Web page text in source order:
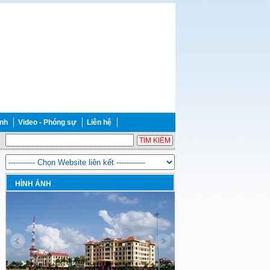
Video - Phóng sự Liên hệ
HÌNH ẢNH